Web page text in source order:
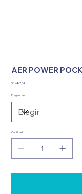
AER POWER
Precio
$ 1.687,54
Fragancias
Cantidad